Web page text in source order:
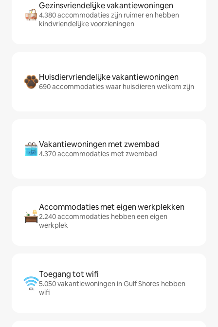
Gezinsvriendelijke vakantiewoningen
4.380 accommodaties zijn ruimer en hebben
kindvriendelijke voorzieningen
Huisdiervriendelijke vakantiewoningen
690 accommodaties waar huisdieren welkom zijn
Vakantiewoningen met zwembad
4.370 accommodaties met zwembad
Accommodaties met eigen werkplekken
2.240 accommodaties hebben een eigen
werkplek
Toegang tot wifi
5.050 vakantiewoningen in Gulf Shores hebben
wifi